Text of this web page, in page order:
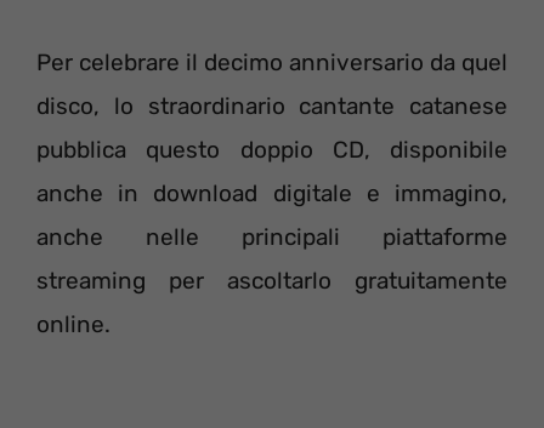
Per celebrare il decimo anniversario da quel
disco, lo straordinario cantante catanese
pubblica questo doppio CD, disponibile
anche in download digitale e immagino,
anche nelle principali piattaforme
streaming per ascoltarlo gratuitamente
online.